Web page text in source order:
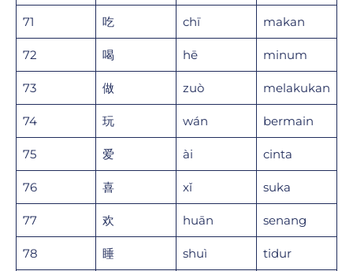
71 吃 chī makan
72 喝 hē minum
73 做 zuò melakukan
74 玩 wán bermain
75 爱 ài cinta
76 喜 xǐ suka
77 欢 huān senang
78 睡 shuì tidur